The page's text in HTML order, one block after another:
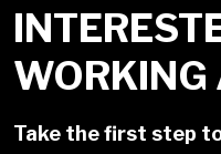
WORKING
Take the first step